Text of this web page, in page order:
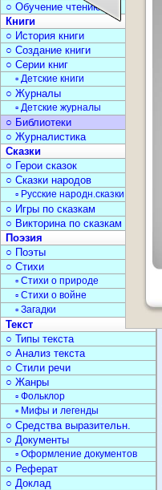
○ Обучение чтению
Книги
○ История книги
○ Создание книги
○ Серии книг
▫ Детские книги
○ Журналы
▫ Детские журналы
○ Библиотеки
○ Журналистика
Сказки
○ Герои сказок
○ Сказки народов
▫ Русские народн.сказки
○ Игры по сказкам
○ Викторина по сказкам
Поэзия
○ Поэты
○ Стихи
▫ Стихи о природе
▫ Стихи о войне
▫ Загадки
Текст
○ Типы текста
○ Анализ текста
○ Стили речи
○ Жанры
▫ Фольклор
▫ Мифы и легенды
○ Средства выразительн.
○ Документы
▫ Оформление документов
○ Реферат
○ Доклад